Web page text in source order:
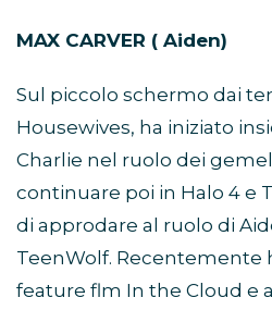
MAX CARVER ( Aiden)
Sul piccolo schermo dai
Housewives, ha iniziato
Charlie nel ruolo dei
continuare poi in Halo 4 e
di approdare al ruolo di
TeenWolf. Recentemente
feature flm In the Cloud e